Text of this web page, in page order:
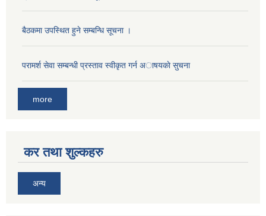
बैठकमा उपस्थित हुने सम्बन्धि सूचना ।
परामर्श सेवा सम्बन्धी प्रस्ताव स्वीकृत गर्न अाषयकाे सुचना
more
कर तथा शुल्कहरु
अन्य